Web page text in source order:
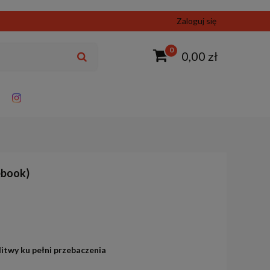
Zaloguj się
0 0,00 zł
ku pełni przebaczenia